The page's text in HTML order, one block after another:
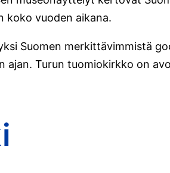
koko vuoden aikana.
Suomen merkittävimmistä
Turun tuomiokirkko on